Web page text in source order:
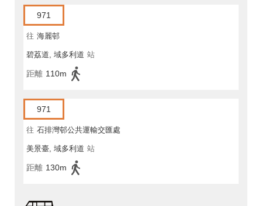
971
往 海麗邨
碧荔道, 域多利道 站
距離 110m
971
往 石排灣邨公共運輸交匯處
美景臺, 域多利道 站
距離 130m